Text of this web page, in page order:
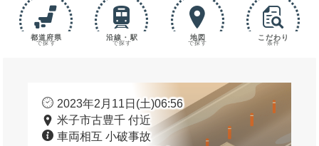
都道府県
で探す
沿線・駅
で探す
地図
で探す
こだわり
条件
2023年2月11日(土)06:56
米子市古豊千 付近
車両相互 小破事故